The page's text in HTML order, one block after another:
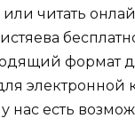
читать
формат
электронной
есть